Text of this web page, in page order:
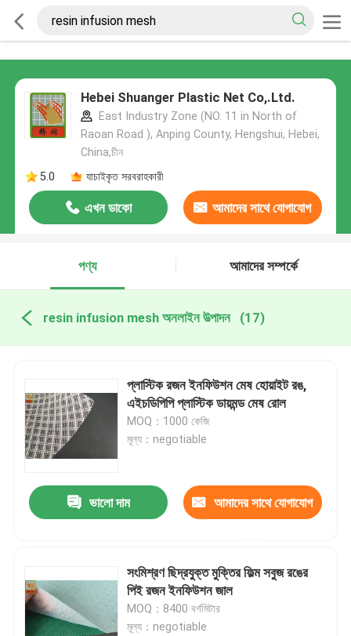
Hebei Shuanger Plastic Net Co,.Ltd.
East Industry Zone (NO. 11 in North of
Raoan Road ), Anping County, Hengshui, Hebei,
China,চীন
5.0
যাচাইকৃত সরবরাহকারী
এখন ডাকো আমাদের সাথে যোগাযোগ
পণ্য
আমাদের সম্পর্কে
resin infusion mesh অনলাইন উত্পাদন (17)
প্লাস্টিক রজন ইনফিউশন মেষ হোয়াইট রঙ,
এইচডিপিপি প্লাস্টিক ডায়মন্ড মেষ রোল
MOQ：1000 কেজি
মূল্য：negotiable
ভালো দাম আমাদের সাথে যোগাযোগ
সংমিশ্রণ ছিদ্রযুক্ত মুক্তির ফিল্ম সবুজ রঙের
পিই রজন ইনফিউশন জাল
MOQ：8400 বর্গমিটার
মূল্য：negotiable